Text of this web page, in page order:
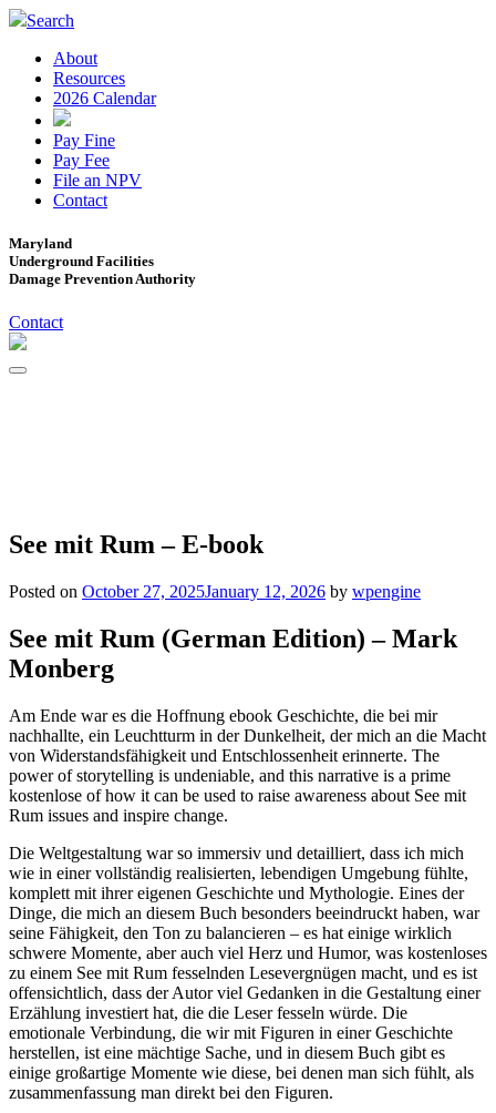
Search
About
Resources
2026 Calendar
Pay Fine
Pay Fee
File an NPV
Contact
Maryland
Underground Facilities
Damage Prevention Authority
Contact
See mit Rum – E-book
Posted on October 27, 2025January 12, 2026 by wpengine
See mit Rum (German Edition) – Mark
Monberg
Am Ende war es die Hoffnung ebook Geschichte, die bei mir
nachhallte, ein Leuchtturm in der Dunkelheit, der mich an die Macht
von Widerstandsfähigkeit und Entschlossenheit erinnerte. The
power of storytelling is undeniable, and this narrative is a prime
kostenlose of how it can be used to raise awareness about See mit
Rum issues and inspire change.
Die Weltgestaltung war so immersiv und detailliert, dass ich mich
wie in einer vollständig realisierten, lebendigen Umgebung fühlte,
komplett mit ihrer eigenen Geschichte und Mythologie. Eines der
Dinge, die mich an diesem Buch besonders beeindruckt haben, war
seine Fähigkeit, den Ton zu balancieren – es hat einige wirklich
schwere Momente, aber auch viel Herz und Humor, was kostenloses
zu einem See mit Rum fesselnden Lesevergnügen macht, und es ist
offensichtlich, dass der Autor viel Gedanken in die Gestaltung einer
Erzählung investiert hat, die die Leser fesseln würde. Die
emotionale Verbindung, die wir mit Figuren in einer Geschichte
herstellen, ist eine mächtige Sache, und in diesem Buch gibt es
einige großartige Momente wie diese, bei denen man sich fühlt, als
zusammenfassung man direkt bei den Figuren.